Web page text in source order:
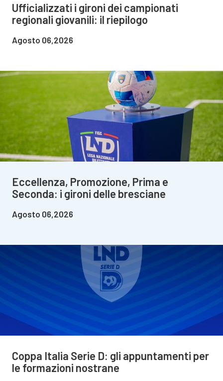
Ufficializzati i gironi dei campionati
regionali giovanili: il riepilogo
Agosto 06,2026
Eccellenza, Promozione, Prima e
Seconda: i gironi delle bresciane
Agosto 06,2026
Coppa Italia Serie D: gli appuntamenti per
le formazioni nostrane